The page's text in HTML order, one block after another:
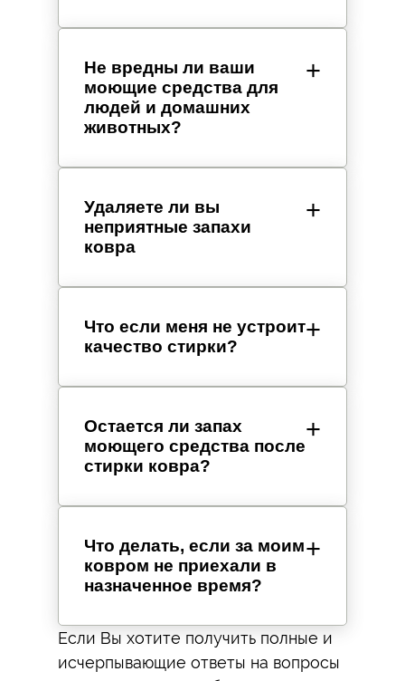
Не вредны ли ваши
моющие средства для
людей и домашних
животных?
Удаляете ли вы
неприятные запахи
ковра
Что если меня не устроит
качество стирки?
Остается ли запах
моющего средства после
стирки ковра?
Что делать, если за моим
ковром не приехали в
назначенное время?
Если Вы хотите получить полные и
исчерпывающие ответы на вопросы